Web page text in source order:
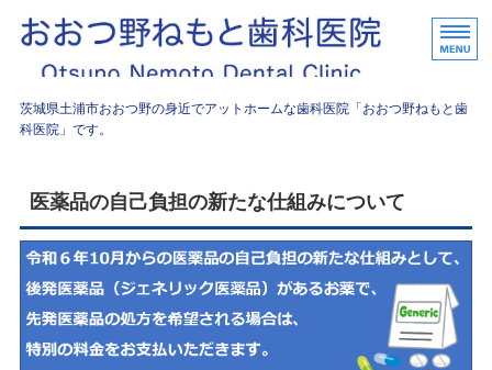
おおつ野
茨城県土浦市おおつ野の身近でアットホームな歯科医院「おおつ野ねもと歯
科医院」です。
診療内容
院内紹介
医薬品の自己負担の新たな仕組みについて